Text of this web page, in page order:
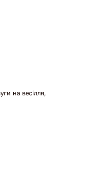
на весілля,